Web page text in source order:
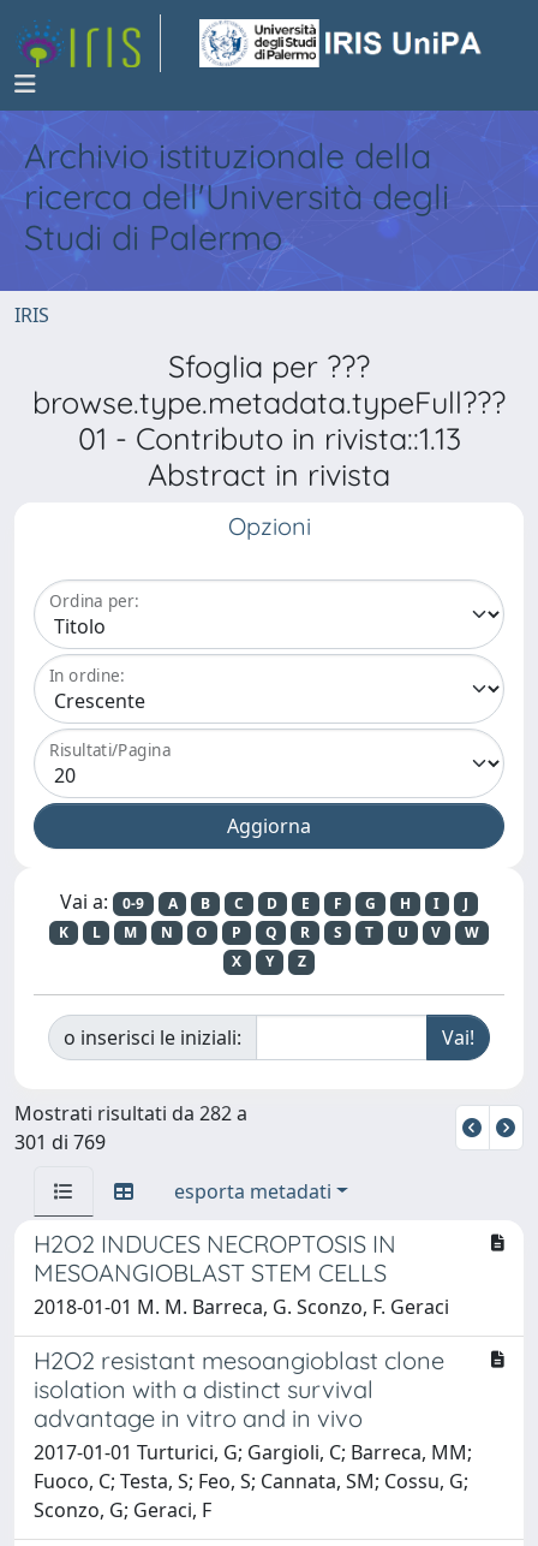
Archivio istituzionale della
ricerca dell'Università degli
Studi di Palermo
IRIS
Sfoglia per ???
browse.type.metadata.typeFull???
01 - Contributo in rivista::1.13
Abstract in rivista
Opzioni
Ordina per:
In ordine:
Risultati/Pagina
Vai a: 0-9 A B C D E F G H I
J
K
L M N O P Q R S T U V
W
X
Y Z
o inserisci le iniziali:
Mostrati risultati da 282 a
301 di 769
esporta metadati
H2O2 INDUCES NECROPTOSIS IN
MESOANGIOBLAST STEM CELLS
2018-01-01 M. M. Barreca, G. Sconzo, F. Geraci
H2O2 resistant mesoangioblast clone
isolation with a distinct survival
advantage in vitro and in vivo
2017-01-01 Turturici, G; Gargioli, C; Barreca, MM;
Fuoco, C; Testa, S; Feo, S; Cannata, SM; Cossu, G;
Sconzo, G; Geraci, F